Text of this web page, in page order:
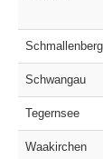
Schmallenberg
Schwangau
Tegernsee
Waakirchen